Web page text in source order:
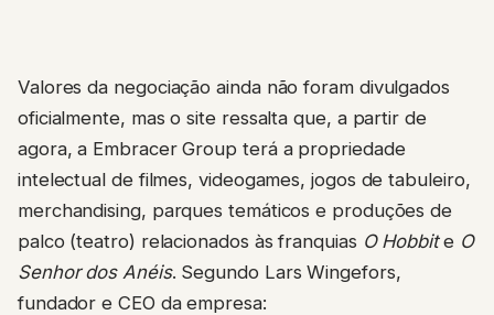
Valores da negociação ainda não foram divulgados
oficialmente, mas o site ressalta que, a partir de
agora, a Embracer Group terá a propriedade
intelectual de filmes, videogames, jogos de tabuleiro,
merchandising, parques temáticos e produções de
palco (teatro) relacionados às franquias O Hobbite O
Senhor dos Anéis. Segundo Lars Wingefors,
fundador e CEO da empresa: